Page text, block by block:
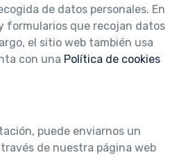
de datos personales. En
formularios que recojan datos
el sitio web también usa
con una Política de cookies
puede enviarnos un
de nuestra página web